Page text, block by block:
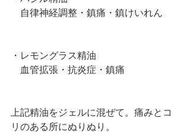
自律神経調整・鎮痛・鎮けいれん
・レモングラス精油
血管拡張・抗炎症・鎮痛
上記精油をジェルに混ぜて。痛みとコ
リのある所にぬりぬり。